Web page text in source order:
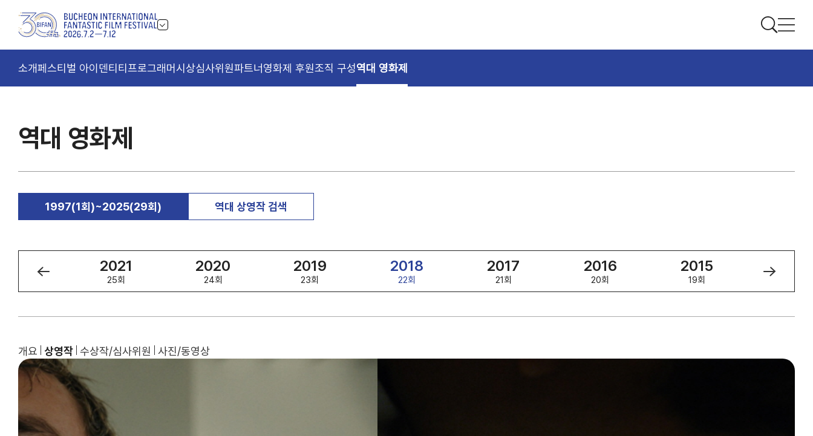
소개페스티벌 아이덴티티 프로그래머시상심사위원파트너영화제 후원조직 구성역대 영화제
역대 영화제
1997(1회)~2025(29회) 역대 상영작 검색
2021
25회
2020
24회
2019
23회
2018
22회
2017
21회
2016
20회
2015
19회
개요 상영작 수상작/심사위원 사진/동영상